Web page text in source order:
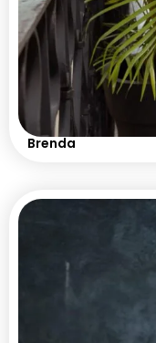
Brenda